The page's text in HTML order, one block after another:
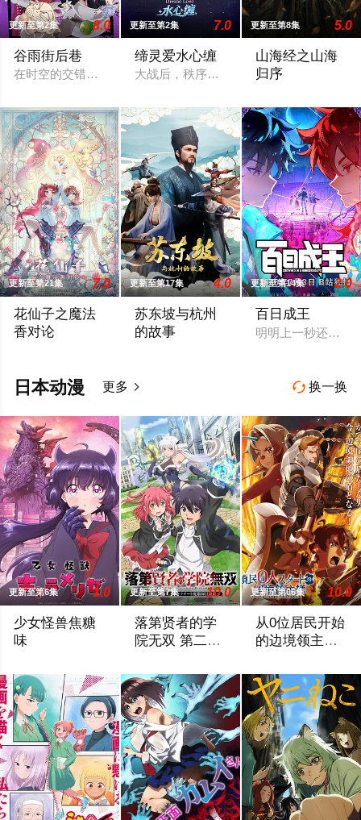
更新至第2集 8.0
谷雨街后巷
在时空的交错点开着一间酒馆——谷雨街后巷。 无论城市的角落
更新至第2集 7.0
缔灵爱水心缠
大战后，秩序未能恢复，世界陷入混乱
更新至第8集 5.0
山海经之山海
归序
更新至第21集 7.0
花仙子之魔法
香对论
更新至第17集 4.0
苏东坡与杭州
的故事
更新至第14集 2.0
百日成王
明明上一秒还其乐
 换一换
日本动漫 更多 
更新至第6集 1.0
少女怪兽焦糖
味
更新至第7集 10.0
落第贤者的学
院无双 第二回
弊魔术师冒险
记
更新至第06集 10.0
从0位居民开始
的边境领主大